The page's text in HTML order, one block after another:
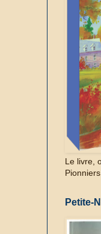
Le livre,
Petite-